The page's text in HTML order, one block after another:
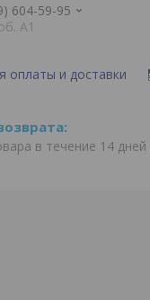
604-59-95
A1
оплаты и доставки
в течение 14 дней